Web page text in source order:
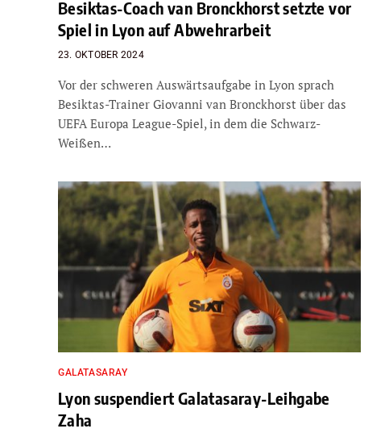
Besiktas-Coach van Bronckhorst setzte vor
Spiel in Lyon auf Abwehrarbeit
23. OKTOBER 2024
Vor der schweren Auswärtsaufgabe in Lyon sprach
Besiktas-Trainer Giovanni van Bronckhorst über das
UEFA Europa League-Spiel, in dem die Schwarz-
Weißen…
GALATASARAY
Lyon suspendiert Galatasaray-Leihgabe
Zaha